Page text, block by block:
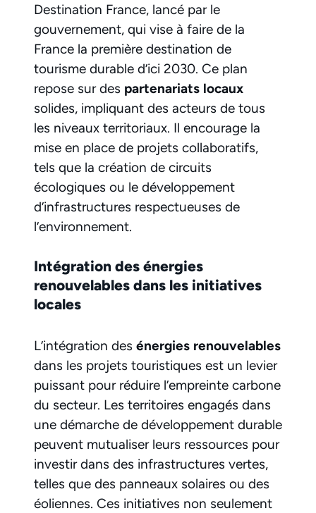
Destination France, lancé par le
gouvernement, qui vise à faire de la
France la première destination de
tourisme durable d’ici 2030. Ce plan
repose sur des partenariats locaux
solides, impliquant des acteurs de tous
les niveaux territoriaux. Il encourage la
mise en place de projets collaboratifs,
tels que la création de circuits
écologiques ou le développement
d’infrastructures respectueuses de
l’environnement.
Intégration des énergies
renouvelables dans les initiatives
locales
L’intégration des énergies renouvelables
dans les projets touristiques est un levier
puissant pour réduire l’empreinte carbone
du secteur. Les territoires engagés dans
une démarche de développement durable
peuvent mutualiser leurs ressources pour
investir dans des infrastructures vertes,
telles que des panneaux solaires ou des
éoliennes. Ces initiatives non seulement